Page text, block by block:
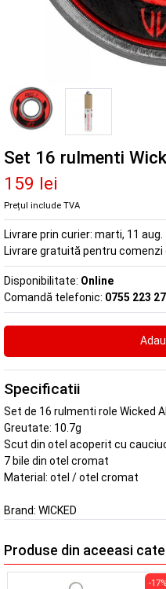
Set 16 rulmenti
159 lei
Prețul include TVA
Livrare prin curier: marti, 11 aug.
Livrare gratuită pentru comenzi
Disponibilitate: Online
Comandă telefonic: 0755 223
Specificatii
Set de 16 rulmenti role Wicked
Greutate: 10.7g
Scut din otel acoperit cu
7 bile din otel cromat
Material: otel / otel cromat
Brand: WICKED
Produse din aceeasi
-17%